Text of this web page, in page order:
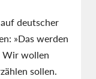
deutscher
»Das werden
Wir wollen
sollen.